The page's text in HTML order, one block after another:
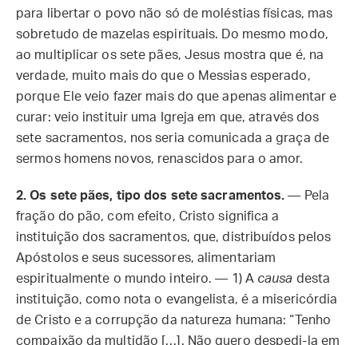
para libertar o povo não só de moléstias físicas, mas
sobretudo de mazelas espirituais. Do mesmo modo,
ao multiplicar os sete pães, Jesus mostra que é, na
verdade, muito mais do que o Messias esperado,
porque Ele veio fazer mais do que apenas alimentar e
curar: veio instituir uma Igreja em que, através dos
sete sacramentos, nos seria comunicada a graça de
sermos homens novos, renascidos para o amor.
2. Os sete pães, tipo dos sete sacramentos. — Pela
fração do pão, com efeito, Cristo significa a
instituição dos sacramentos, que, distribuídos pelos
Apóstolos e seus sucessores, alimentariam
espiritualmente o mundo inteiro. — 1) A causa desta
instituição, como nota o evangelista, é a misericórdia
de Cristo e a corrupção da natureza humana: “Tenho
compaixão da multidão […]. Não quero despedi-la em